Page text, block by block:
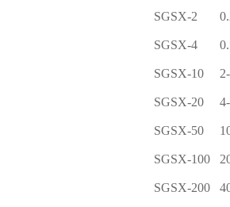
SGSX-2
SGSX-4
SGSX-10
SGSX-20
SGSX-50
SGSX-100
SGSX-200